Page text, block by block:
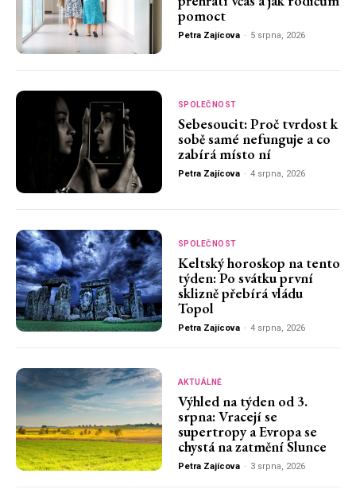
pomoct
Petra Zajícova - 5 srpna, 2026
SPOLEČNOST
Sebesoucit: Proč tvrdost k
sobě samé nefunguje a co
zabírá místo ní
Petra Zajícova - 4 srpna, 2026
SPOLEČNOST
Keltský horoskop na tento
týden: Po svátku první
sklizně přebírá vládu
Topol
Petra Zajícova - 4 srpna, 2026
AKTUÁLNĚ
Výhled na týden od 3.
srpna: Vracejí se
supertropy a Evropa se
chystá na zatmění Slunce
Petra Zajícova - 3 srpna, 2026